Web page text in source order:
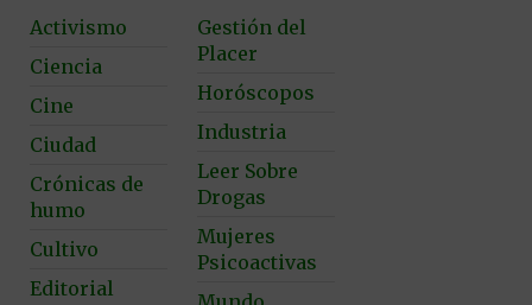
Activismo
Ciencia
Cine
Ciudad
Crónicas de
humo
Cultivo
Editorial
Gestión del
Placer
Horóscopos
Industria
Leer Sobre
Drogas
Mujeres
Psicoactivas